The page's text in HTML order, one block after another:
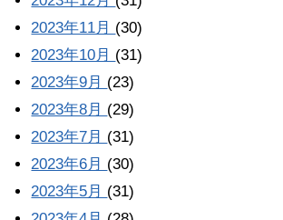
2023年11月 (30)
2023年10月 (31)
2023年9月 (23)
2023年8月 (29)
2023年7月 (31)
2023年6月 (30)
2023年5月 (31)